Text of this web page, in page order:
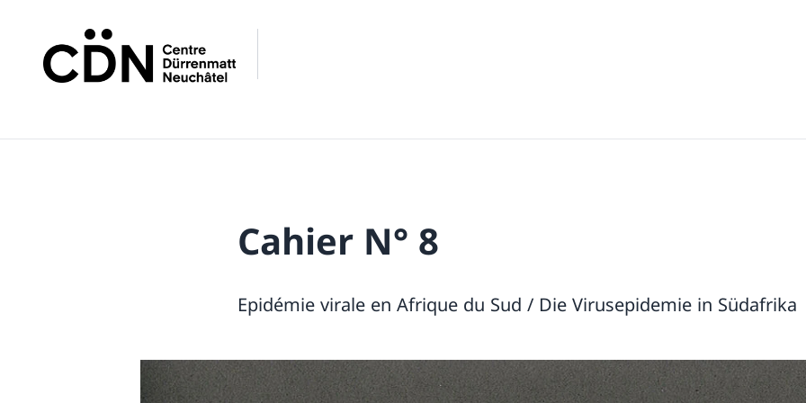
Cahier N° 8
Epidémie virale en Afrique du Sud / Die Virusepidemie in Südafrika